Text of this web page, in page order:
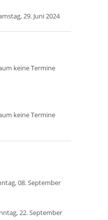
29. Juni 2024
keine Termine
keine Termine
08. September
22. September